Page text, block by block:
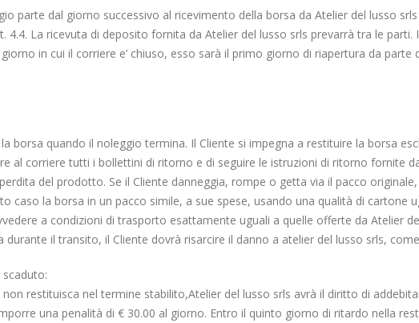
parte dal giorno successivo al ricevimento della borsa da Atelier del lusso
4.4. La ricevuta di deposito fornita da Atelier del lusso srls prevarrà tra le
giorno in cui il corriere e’ chiuso, esso sarà il primo giorno di riapertura da
borsa quando il noleggio termina. Il Cliente si impegna a restituire la borsa
al corriere tutti i bollettini di ritorno e di seguire le istruzioni di ritorno fornite
del prodotto. Se il Cliente danneggia, rompe o getta via il pacco
caso la borsa in un pacco simile, a sue spese, usando una qualità di cartone
a condizioni di trasporto esattamente uguali a quelle offerte da Atelier
il transito, il Cliente dovrà risarcire il danno a atelier del lusso srls, come
non restituisca nel termine stabilito,Atelier del lusso srls avrà il diritto di
una penalità di € 30.00 al giorno. Entro il quinto giorno di ritardo nella